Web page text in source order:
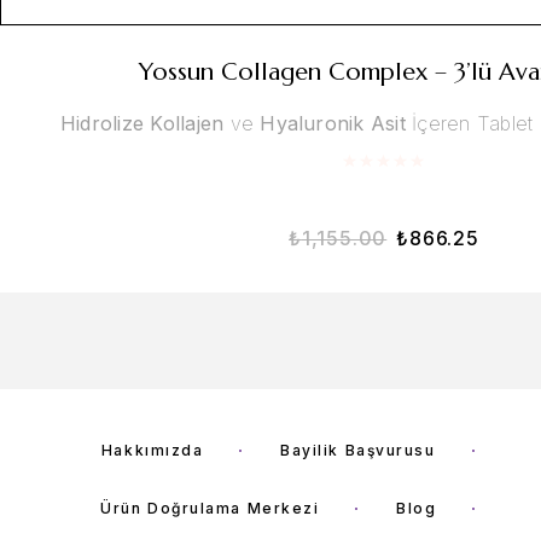
Yossun Collagen Complex – 3’lü
Hidrolize Kollajen ve Hyaluronik Asitİçeren Tablet
₺1,155.00 ₺866.25
Hakkımızda Bayilik Başvurusu
Ürün Doğrulama Merkezi Blog